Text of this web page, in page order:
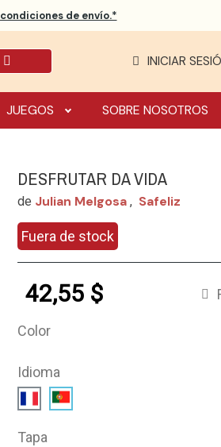
condiciones de envío.*
INICIAR
JUEGOS SOBRE NOSOTROS
DESFRUTAR DA VIDA
de Julian Melgosa , Safeliz
Fuera de stock
42,55 $
Color
Idioma
Tapa